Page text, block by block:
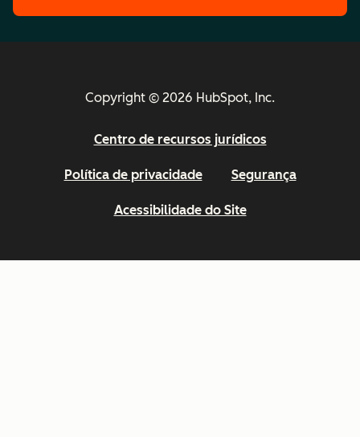
Copyright © 2026 HubSpot, Inc.
Centro de recursos jurídicos
Política de privacidade Segurança
Acessibilidade do Site